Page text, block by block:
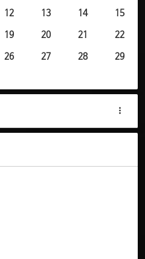
12 13 14 15
19 20 21 22
26 27 28 29